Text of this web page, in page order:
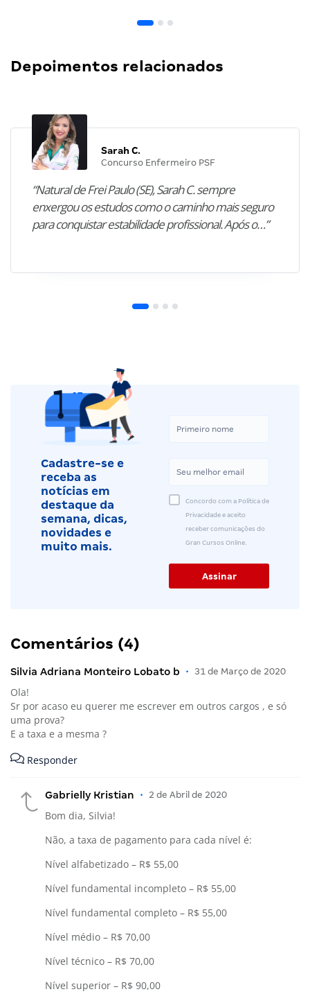
Depoimentos relacionados
Sarah C.
Concurso Enfermeiro PSF
“Natural de Frei Paulo (SE), Sarah C. sempre
enxergou os estudos como o caminho mais seguro
para conquistar estabilidade profissional. Após o…”
Cadastre-se e
receba as
notícias em
destaque da
semana, dicas,
novidades e
muito mais.
Concordo com a Política de
Privacidade e aceito
receber comunicações do
Gran Cursos Online.
Comentários (4)
Silvia Adriana Monteiro Lobato b • 31 de Março de 2020
Ola!
Sr por acaso eu querer me escrever em outros cargos , e só
uma prova?
E a taxa e a mesma ?
Responder
Gabrielly Kristian • 2 de Abril de 2020
Bom dia, Silvia!
Não, a taxa de pagamento para cada nível é:
Nível alfabetizado – R$ 55,00
Nível fundamental incompleto – R$ 55,00
Nível fundamental completo – R$ 55,00
Nível médio – R$ 70,00
Nível técnico – R$ 70,00
Nível superior – R$ 90,00